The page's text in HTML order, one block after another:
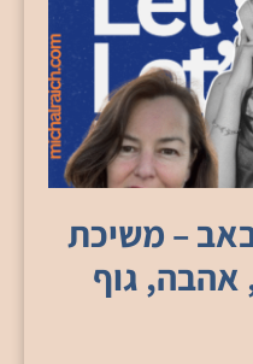
– משיכת
אהבה, גוף